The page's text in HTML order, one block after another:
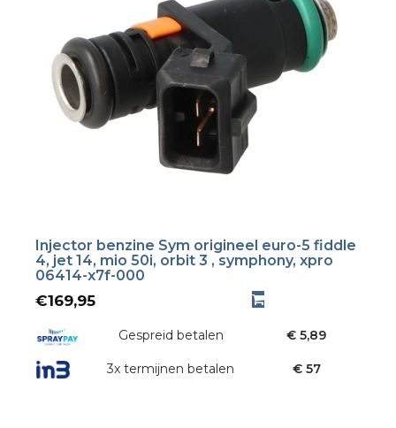
Injector benzine Sym origineel euro-5 fiddle
4, jet 14, mio 50i, orbit 3 , symphony, xpro
06414-x7f-000
€169,95
Gespreid betalen € 5,89
3x termijnen betalen € 57